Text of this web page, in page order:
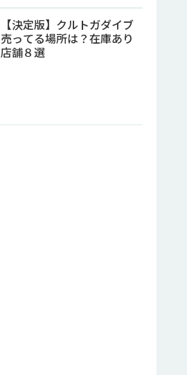
【決定版】クルトガダイブ
売ってる場所は？在庫あり
店舗８選